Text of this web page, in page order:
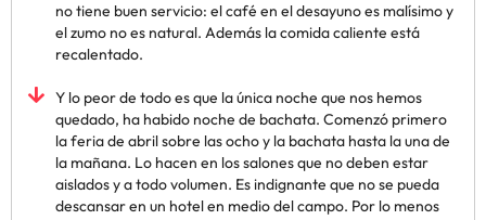
no tiene buen servicio: el café en el desayuno es malísimo y
el zumo no es natural. Además la comida caliente está
recalentado.
Y lo peor de todo es que la única noche que nos hemos
quedado, ha habido noche de bachata. Comenzó primero
la feria de abril sobre las ocho y la bachata hasta la una de
la mañana. Lo hacen en los salones que no deben estar
aislados y a todo volumen. Es indignante que no se pueda
descansar en un hotel en medio del campo. Por lo menos